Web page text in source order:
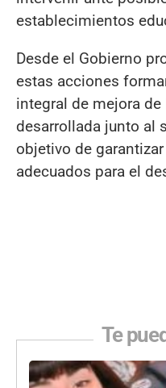
establecimientos
Desde el Gobierno
estas acciones
integral de mejora
desarrollada junto al
objetivo de
adecuados para el
Te